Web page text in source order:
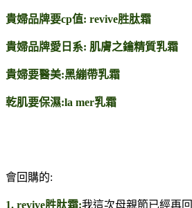
貴婦品牌要cp值: revive胜肽霜
貴婦品牌愛日系: 肌膚之鑰精質乳霜
貴婦要醫美:黑繃帶乳霜
乾肌要保濕:la mer乳霜
會回購的:
1. revive胜肽霜:我這次母親節已經再